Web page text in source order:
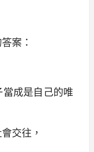
案：
成是自己的唯
交往，